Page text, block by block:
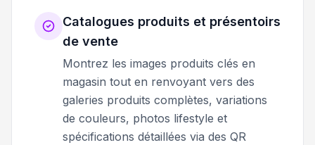
Catalogues produits et présentoirs
de vente
Montrez les images produits clés en
magasin tout en renvoyant vers des
galeries produits complètes, variations
de couleurs, photos lifestyle et
spécifications détaillées via des QR